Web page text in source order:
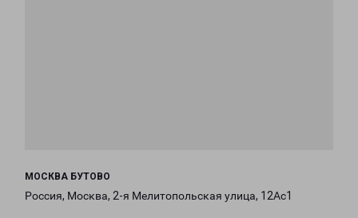
МОСКВА БУТОВО
Россия, Москва, 2-я Мелитопольская улица, 12Ас1